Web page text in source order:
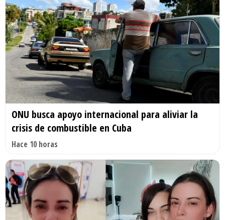
ONU busca apoyo internacional para aliviar la
crisis de combustible en Cuba
Hace 10 horas